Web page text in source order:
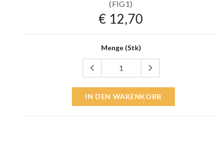
(FIG1)
€ 12,70
Menge (Stk)
IN DEN WARENKORB